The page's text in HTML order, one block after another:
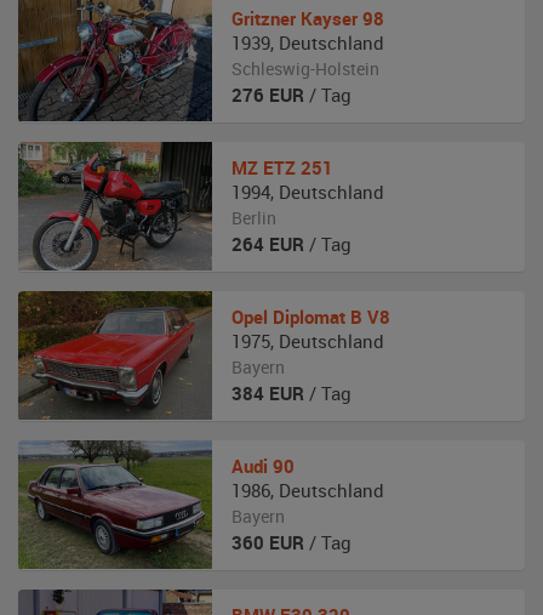
Gritzner Kayser 98
1939, Deutschland
Schleswig-Holstein
276 EUR / Tag
MZ ETZ 251
1994, Deutschland
Berlin
264 EUR / Tag
Opel Diplomat B V8
1975, Deutschland
Bayern
384 EUR / Tag
Audi 90
1986, Deutschland
Bayern
360 EUR / Tag